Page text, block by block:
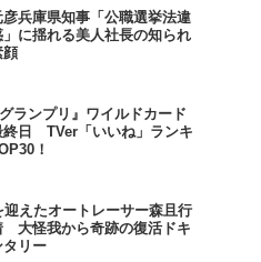
彦兵庫県知事「公職選挙法違
」に揺れる美人社長の知られ
顔
グランプリ』ワイルドカード
終日 TVer「いいね」ランキ
！
迎えたオートレーサー森且行
大怪我から奇跡の復活ドキ
タリー